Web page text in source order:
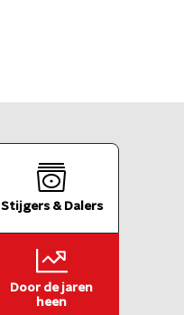
Stijgers & Dalers
Door de jaren
heen